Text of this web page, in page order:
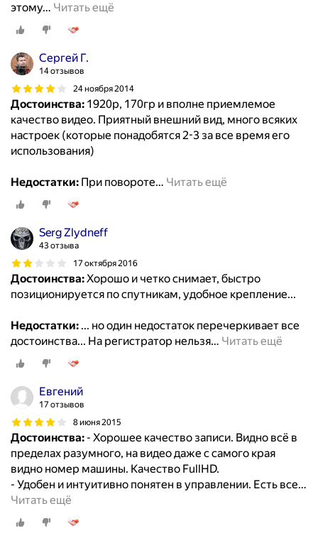
этому… Читать ещё
Сергей Г.
14 отзывов
24 ноября 2014
Достоинства: 1920р, 170гр и вполне приемлемое
качество видео. Приятный внешний вид, много всяких
настроек (которые понадобятся 2-3 за все время его
использования)
Недостатки: При повороте… Читать ещё
Serg Zlydneff
43 отзыва
17 октября 2016
Достоинства:Хорошо и четко снимает, быстро
позиционируется по спутникам, удобное крепление...
Недостатки: ... но один недостаток перечеркивает все
достоинства... На регистратор нельзя… Читать ещё
Евгений
17 отзывов
8 июня 2015
Достоинства: - Хорошее качество записи. Видно всё в
пределах разумного, на видео даже с самого края
видно номер машины. Качество FullHD.
- Удобен и интуитивно понятен в управлении. Есть все…
Читать ещё